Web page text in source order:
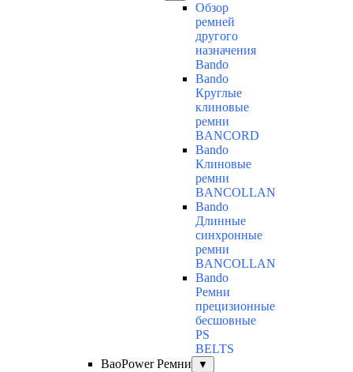
Обзор
ремней
другого
назначения
Bando
Bando
Круглые
клиновые
ремни
BANCORD
Bando
Клиновые
ремни
BANCOLLAN
Bando
Длинные
синхронные
ремни
BANCOLLAN
Bando
Ремни
прецизионные
бесшовные
PS
BELTS
BaoPower Ремни
▼